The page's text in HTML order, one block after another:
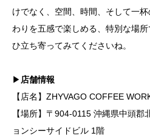
けでなく、空間、時間、そして一
わりを五感で楽しめる、特別な場
ひ立ち寄ってみてくださいね。
▶ 店舗情報
【店名】ZHYVAGO COFFEE
【場所】〒904-0115 沖縄県中頭
ョンシーサイドビル 1階